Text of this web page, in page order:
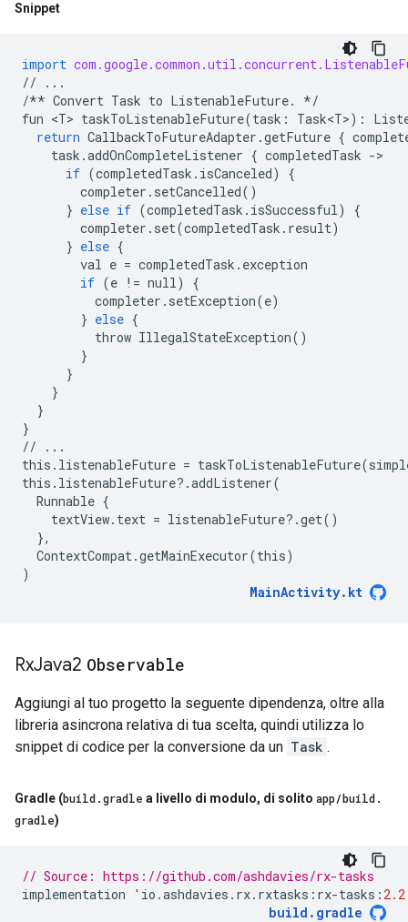
Snippet
import
//
...
/** Convert Task to ListenableFuture.
*/
fun <T> taskToListenableFuture(task : Task<T>):
return CallbackToFutureAdapter .getFuture {
task .addOnCompleteListener { completedTask ->
if (completedTask . isCanceled)
{
completer . setCancelled()
} else if (completedTask . isSuccessful)
{
completer . set(completedTask . result)
} else {
val e = completedTask . exception
if (e != null)
{
completer . setException(e)
} else {
throw IllegalStateException()
}
}
}
}
}
//
...
this . listenableFuture = taskToListenableFuture(
this . listenableFuture? .addListener(
Runnable {
textView. text = listenableFuture? .get()
},
ContextCompat.getMainExecutor(this)
)
MainActivity. kt
RxJava2 Observable
Aggiungi al tuo progetto la seguente dipendenza, oltre alla
libreria asincrona relativa di tua scelta, quindi utilizza lo
snippet di codice per la conversione da un Task .
Gradle (build.gradle a livello di modulo, di solito app/build.
gradle)
// Source: https://github.com/ashdavies/rx-tasks
implementation
' io .ashdavies . rx. rxtasks : rx-tasks :
build . gradle